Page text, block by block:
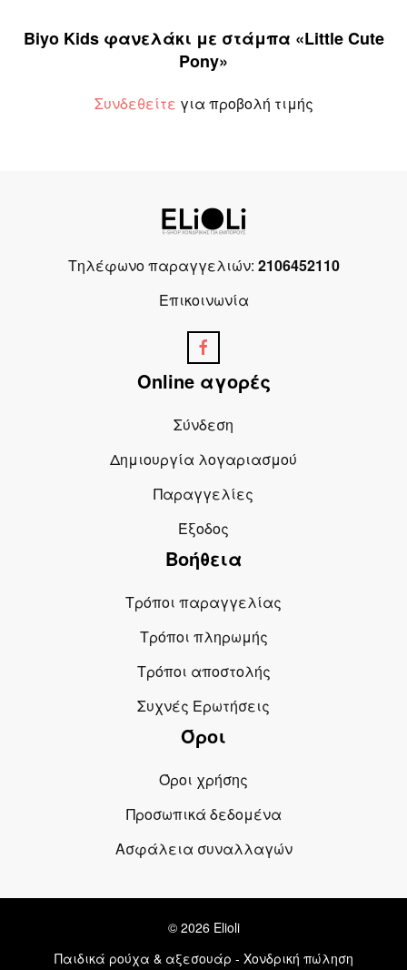
Biyo Kids φανελάκι με στάμπα «Little Cute
Pony»
Συνδεθείτε για προβολή τιμής
Τηλέφωνο παραγγελιών: 2106452110
Επικοινωνία
Online αγορές
Σύνδεση
Δημιουργία λογαριασμού
Παραγγελίες
Έξοδος
Βοήθεια
Τρόποι παραγγελίας
Τρόποι πληρωμής
Τρόποι αποστολής
Συχνές Ερωτήσεις
Όροι
Όροι χρήσης
Προσωπικά δεδομένα
Ασφάλεια συναλλαγών
© 2026 Elioli
Παιδικά ρούχα & αξεσουάρ - Χονδρική πώληση